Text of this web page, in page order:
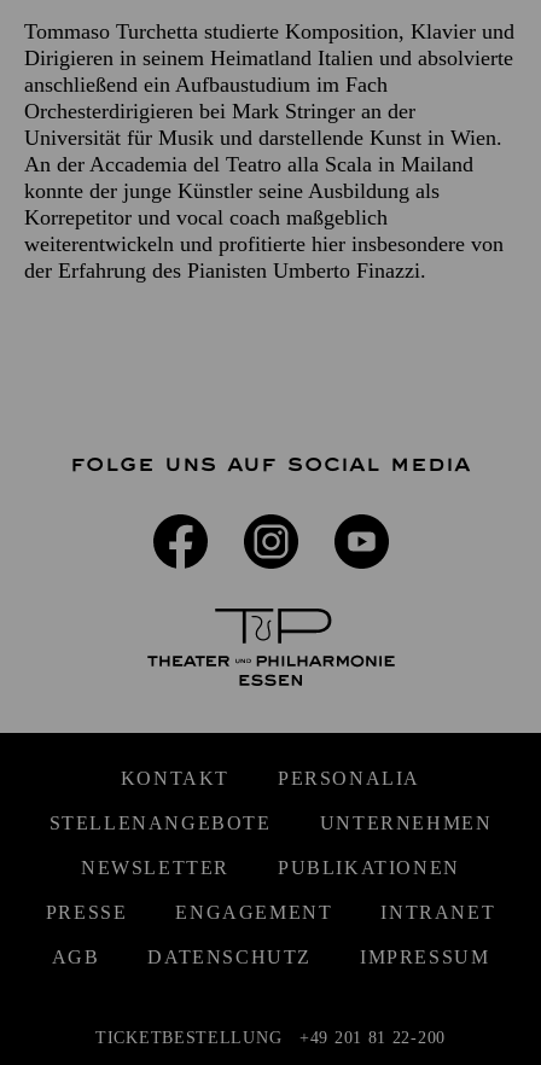
Tommaso Turchetta studierte Komposition, Klavier und
Dirigieren in seinem Heimatland Italien und absolvierte
anschließend ein Aufbaustudium im Fach
Orchesterdirigieren bei Mark Stringer an der
Universität für Musik und darstellende Kunst in Wien.
An der Accademia del Teatro alla Scala in Mailand
konnte der junge Künstler seine Ausbildung als
Korrepetitor und vocal coach maßgeblich
weiterentwickeln und profitierte hier insbesondere von
der Erfahrung des Pianisten Umberto Finazzi.
FOLGE UNS AUF SOCIAL MEDIA
KONTAKT PERSONALIA
STELLENANGEBOTE UNTERNEHMEN
NEWSLETTER PUBLIKATIONEN
PRESSE ENGAGEMENT INTRANET
AGB DATENSCHUTZ IMPRESSUM
TICKETBESTELLUNG +49 201 81 22-200